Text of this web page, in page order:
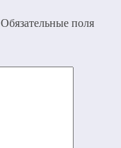
Обязательные поля